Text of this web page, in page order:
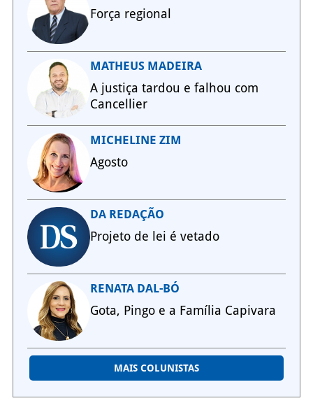
Força regional
MATHEUS MADEIRA
A justiça tardou e falhou com
Cancellier
MICHELINE ZIM
Agosto
DA REDAÇÃO
Projeto de lei é vetado
RENATA DAL-BÓ
Gota, Pingo e a Família Capivara
MAIS COLUNISTAS